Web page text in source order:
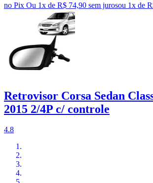
no Pix Ou 1x de R$ 74,90 sem jurosou 1x de
Retrovisor Corsa Sedan
2015 2/4P c/ controle
4.8